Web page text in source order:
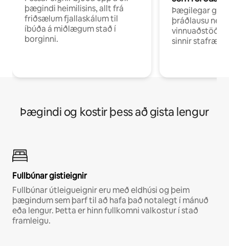
þægindi heimilisins, allt frá
friðsælum fjallaskálum til
íbúða á miðlægum stað í
borginni.
Þægilegar
þráðlausu neti
vinnuaðstöðu
sinnir
Þægindi og kostir þess að gista lengur
Fullbúnar gistieignir
Fullbúnar útleigueignir eru með eldhúsi og þeim
þægindum sem þarf til að hafa það notalegt í mánuð
eða lengur. Þetta er hinn fullkomni valkostur í stað
framleigu.